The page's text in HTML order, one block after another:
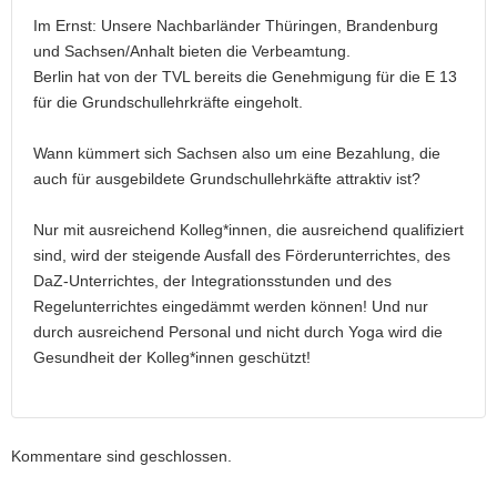
Im Ernst: Unsere Nachbarländer Thüringen, Brandenburg
und Sachsen/Anhalt bieten die Verbeamtung.
Berlin hat von der TVL bereits die Genehmigung für die E 13
für die Grundschullehrkräfte eingeholt.
Wann kümmert sich Sachsen also um eine Bezahlung, die
auch für ausgebildete Grundschullehrkäfte attraktiv ist?
Nur mit ausreichend Kolleg*innen, die ausreichend qualifiziert
sind, wird der steigende Ausfall des Förderunterrichtes, des
DaZ-Unterrichtes, der Integrationsstunden und des
Regelunterrichtes eingedämmt werden können! Und nur
durch ausreichend Personal und nicht durch Yoga wird die
Gesundheit der Kolleg*innen geschützt!
Kommentare sind geschlossen.